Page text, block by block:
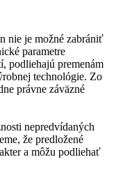
nie je možné zabrániť
parametre
podliehajú premenám
technológie. Zo
právne záväzné
nepredvídaných
že predložené
a môžu podliehať